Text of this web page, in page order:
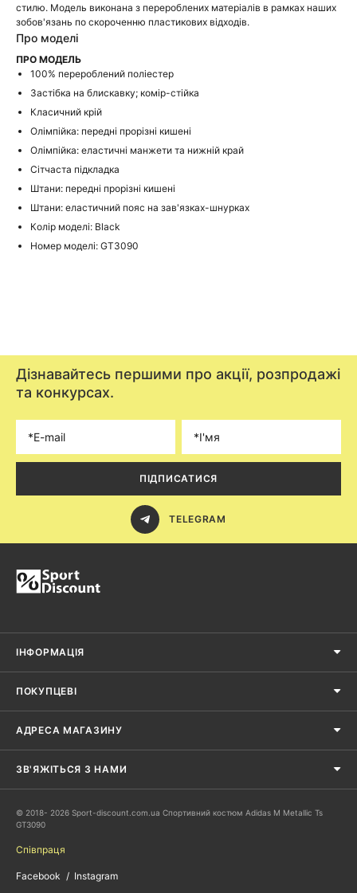
стилю. Модель виконана з перероблених матеріалів в рамках наших
зобов'язань по скороченню пластикових відходів.
Про моделі
ПРО МОДЕЛЬ
100% перероблений поліестер
Застібка на блискавку; комір-стійка
Класичний крій
Олімпійка: передні прорізні кишені
Олімпійка: еластичні манжети та нижній край
Сітчаста підкладка
Штани: передні прорізні кишені
Штани: еластичний пояс на зав'язках-шнурках
Колір моделі: Black
Номер моделі: GT3090
Дізнавайтесь першими про акції, розпродажі
та конкурсах.
ПІДПИСАТИСЯ
TELEGRAM
ІНФОРМАЦІЯ
ПОКУПЦЕВІ
АДРЕСА МАГАЗИНУ
ЗВ'ЯЖІТЬСЯ З НАМИ
© 2018- 2026 Sport-discount.com.ua Спортивний костюм Adidas M Metallic Ts
GT3090
Співпраця
Facebook Instagram